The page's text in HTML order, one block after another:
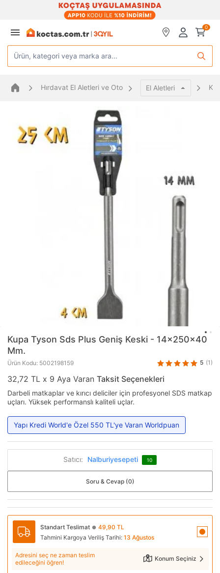
0
Ürün, kategori veya marka ara...
Hırdavat El Aletleri ve Oto El Aletleri
Kupa Tyson Sds Plus Geniş Keski - 14x250x40
Mm.
Ürün Kodu: 5002198159 5 (1)
32,72 TL x 9 Aya Varan Taksit Seçenekleri
Darbeli matkaplar ve kırıcı deliciler için profesyonel SDS matkap
uçları. Yüksek performanslı kaliteli uçlar.
Yapı Kredi World'e Özel 550 TL'ye Varan Worldpuan
Satıcı: Nalburiyesepeti 10
Soru & Cevap (0)
Standart Teslimat ● 49,90 TL
Tahmini Kargoya Veriliş Tarihi: 13 Ağustos
Adresini seç ne zaman teslim
edileceğini öğren!
Konum Seçiniz